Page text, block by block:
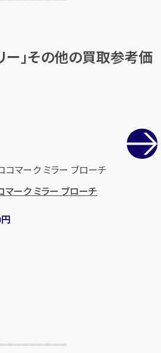
ー」その他の買取参考価
マーク ミラー ブローチ
円